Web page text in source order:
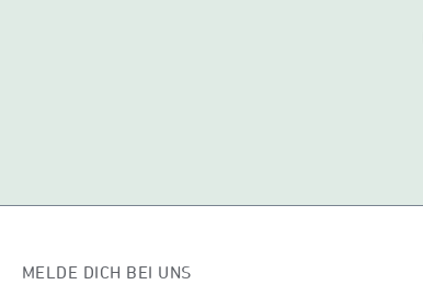
MELDE DICH BEI UNS